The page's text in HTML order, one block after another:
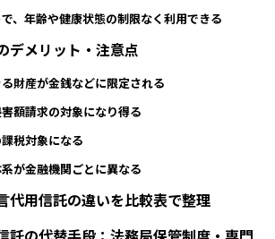
、年齢や健康状態の制限なく利用できる
デメリット・注意点
財産が金銭などに限定される
額請求の対象になり得る
税対象になる
が金融機関ごとに異なる
代用信託の違いを比較表で整理